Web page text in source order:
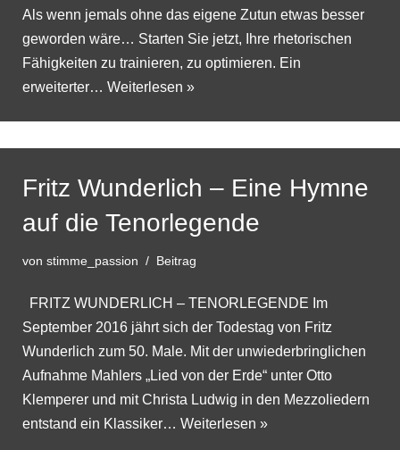
Als wenn jemals ohne das eigene Zutun etwas besser
geworden wäre… Starten Sie jetzt, Ihre rhetorischen
Fähigkeiten zu trainieren, zu optimieren. Ein
erweiterter… Weiterlesen »
Fritz Wunderlich – Eine Hymne
auf die Tenorlegende
von stimme_passion Beitrag
FRITZ WUNDERLICH – TENORLEGENDE Im
September 2016 jährt sich der Todestag von Fritz
Wunderlich zum 50. Male. Mit der unwiederbringlichen
Aufnahme Mahlers „Lied von der Erde“ unter Otto
Klemperer und mit Christa Ludwig in den Mezzoliedern
entstand ein Klassiker… Weiterlesen »